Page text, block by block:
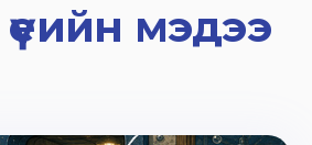
үеийн мэдээ